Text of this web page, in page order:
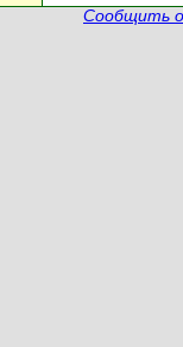
Сообщить о